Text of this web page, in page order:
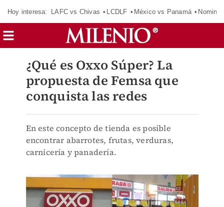
Hoy interesa: LAFC vs Chivas LCDLF México vs Panamá
¿Qué es Oxxo Súper? La
propuesta de Femsa que
conquista las redes
En este concepto de tienda es posible
encontrar abarrotes, frutas, verduras,
carnicería y panadería.